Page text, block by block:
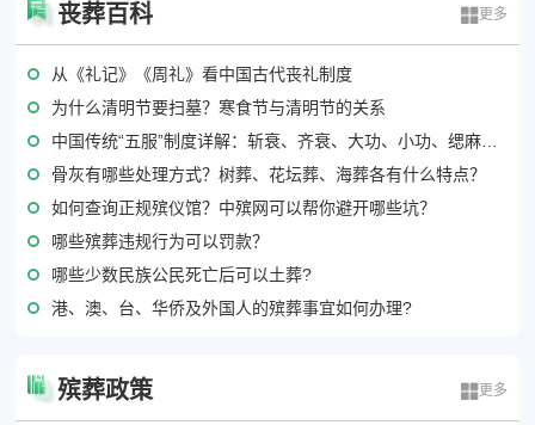
丧葬百科 更多
从《礼记》《周礼》看中国古代丧礼制度
为什么清明节要扫墓？寒食节与清明节的关系
中国传统“五服”制度详解：斩衰、齐衰、大功、小功、缌麻分别指哪些亲属关系？
骨灰有哪些处理方式？树葬、花坛葬、海葬各有什么特点？
如何查询正规殡仪馆？中殡网可以帮你避开哪些坑？
哪些殡葬违规行为可以罚款？
哪些少数民族公民死亡后可以土葬?
港、澳、台、华侨及外国人的殡葬事宜如何办理?
殡葬政策 更多